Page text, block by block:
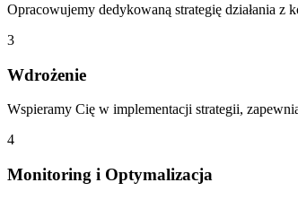
Opracowujemy dedykowaną strategię działania
3
Wdrożenie
Wspieramy Cię w implementacji strategii,
4
Monitoring i Optymalizacja